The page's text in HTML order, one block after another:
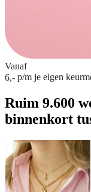
Vanaf
6,- p/m je eigen
Ruim 9.600
binnenkort